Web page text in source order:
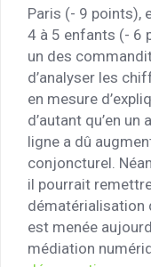
Paris (- 9 points),
4 à 5 enfants (- 6
un des
d’analyser les
en mesure
d’autant qu’en
ligne a dû
conjoncturel.
il pourrait
dématérialisation
est menée
médiation